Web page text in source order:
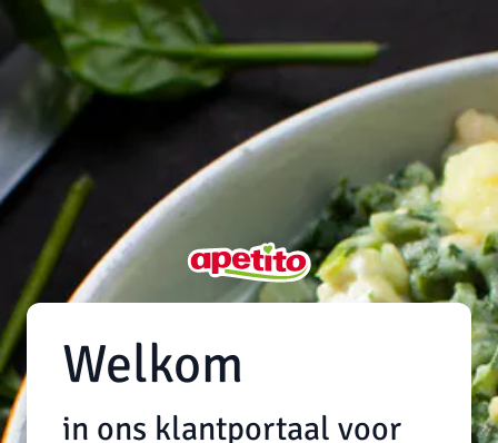
Welkom
in ons klantportaal voor